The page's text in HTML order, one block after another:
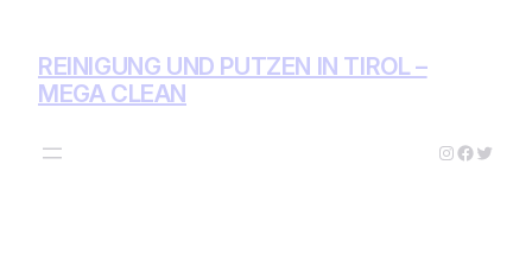
REINIGUNG UND PUTZEN IN TIROL –
MEGA CLEAN
Instagram
Twitter